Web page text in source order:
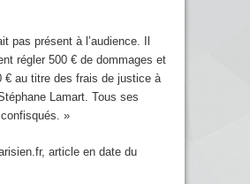
pas présent à l’audience. Il
régler 500 € de dommages et
€ au titre des frais de justice à
Lamart. Tous ses
»
article en date du